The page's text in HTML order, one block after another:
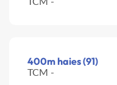
400m haies (91)
TCM -